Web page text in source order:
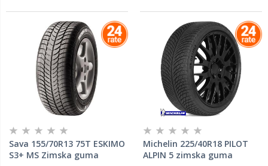
Sava 155/70R13 75T ESKIMO
S3+ MS Zimska guma
Michelin 225/40R18 PILOT
ALPIN 5 zimska guma